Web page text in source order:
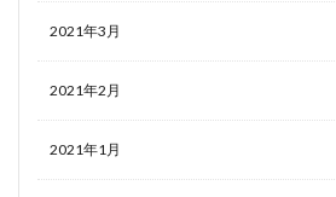
2021年3月
2021年2月
2021年1月